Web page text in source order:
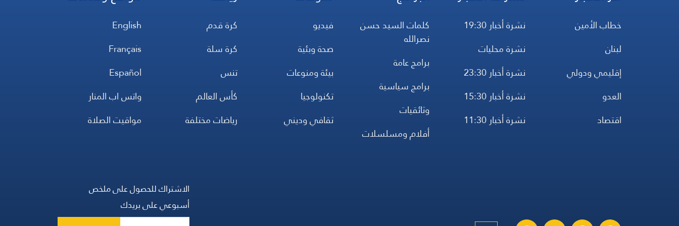
خطاب الأمين
لبنان
إقليمي ودولي
العدو
اقتصاد
نشرة أخبار 19:30
نشرة محليات
نشرة أخبار 23:30
نشرة أخبار 15:30
نشرة أخبار 11:30
كلمات السيد حسن
نصرالله
برامج عامة
برامج سياسية
وثائقيات
أفلام ومسلسلات
فيديو
صحة وبئية
بيئة ومنوعات
تكنولوجيا
ثقافي وديني
كرة قدم
كرة سلة
تنس
كأس العالم
رياضات مختلفة
English
Français
Español
واتس اب المنار
مواقيت الصلاة
الاشتراك للحصول على ملخص
أسبوعي على بريدك